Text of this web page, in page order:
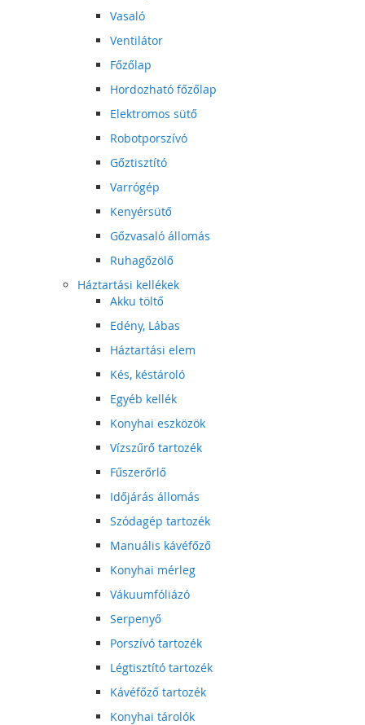
Vasaló
Ventilátor
Főzőlap
Hordozható főzőlap
Elektromos sütő
Robotporszívó
Gőztisztító
Varrógép
Kenyérsütő
Gőzvasaló állomás
Ruhagőzölő
Háztartási kellékek
Akku töltő
Edény, Lábas
Háztartási elem
Kés, késtároló
Egyéb kellék
Konyhai eszközök
Vízszűrő tartozék
Fűszerőrlő
Időjárás állomás
Szódagép tartozék
Manuális kávéfőző
Konyhai mérleg
Vákuumfóliázó
Serpenyő
Porszívó tartozék
Légtisztító tartozék
Kávéfőző tartozék
Konyhai tárolók